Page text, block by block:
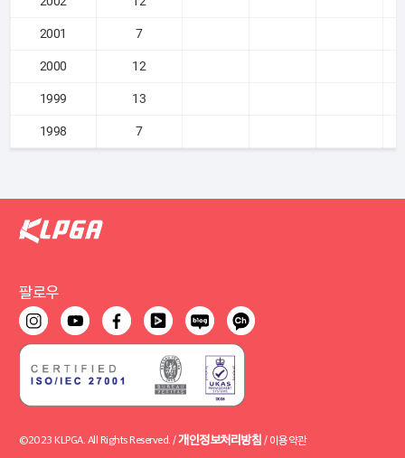
2001 7
2000 12
1999 13
1998 7
팔로우
©2023 KLPGA. All Rights Reserved. /개인정보처리방침 / 이용약관